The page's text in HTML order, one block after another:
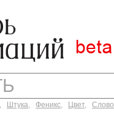
, Штука, Феникс, Цвет, Слово